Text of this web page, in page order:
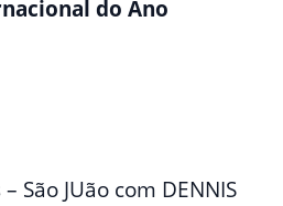
do Ano
São JUão com DENNIS